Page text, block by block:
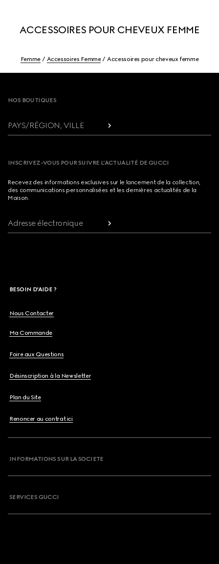
ACCESSOIRES POUR CHEVEUX FEMME
Femme Accessoires Femme Accessoires pour cheveux femme
NOS BOUTIQUES
PAYS/RÉGION, VILLE
INSCRIVEZ-VOUS POUR SUIVRE L’ACTUALITÉ DE GUCCI
Recevez des informations exclusives sur le lancement de la collection,
des communications personnalisées et les dernières actualités de la
Maison.
Adresse électronique
BESOIN D'AIDE ?
Nous Contacter
Ma Commande
Foire aux Questions
Désinscription à la Newsletter
Plan du Site
Renoncer au contrat ici
INFORMATIONS SUR LA SOCIETE
SERVICES GUCCI